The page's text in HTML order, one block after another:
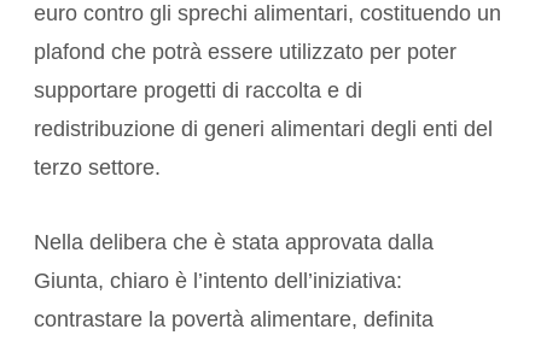
euro contro gli sprechi alimentari, costituendo un
plafond che potrà essere utilizzato per poter
supportare progetti di raccolta e di
redistribuzione di generi alimentari degli enti del
terzo settore.
Nella delibera che è stata approvata dalla
Giunta, chiaro è l’intento dell’iniziativa:
contrastare la povertà alimentare, definita